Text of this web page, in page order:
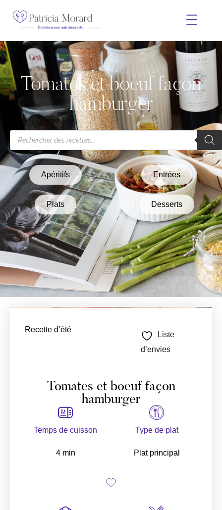
Tomates et boeuf façon
hamburger
Apéritifs Entrées
Plats Desserts
Recette d’été
Liste
d’envies
Tomates et boeuf façon
hamburger
Temps de cuisson
4 min
Type de plat
Plat principal